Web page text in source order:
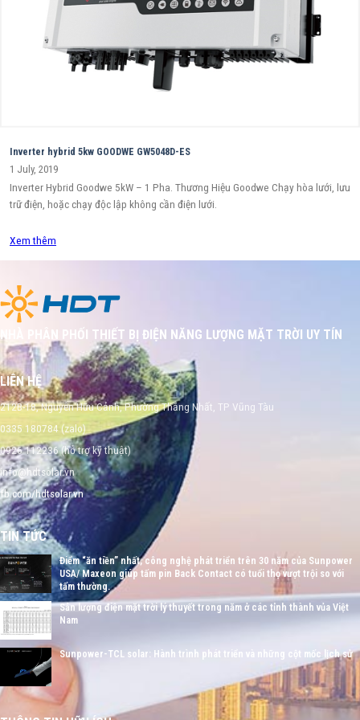
Inverter hybrid 5kw GOODWE GW5048D-ES
1 July, 2019
Inverter Hybrid Goodwe 5kW – 1 Pha. Thương Hiệu Goodwe Chạy hòa lưới, lưu
trữ điện, hoặc chạy độc lập không cần điện lưới.
Xem thêm
NHÀ PHÂN PHỐI THIẾT BỊ ĐIỆN NĂNG LƯỢNG MẶT TRỜI UY TÍN
LIÊN HỆ
212B-18, Nguyễn Hữu Cảnh, Phường Thắng Nhất, TP Vũng Tàu
0335 180784 (zalo)
0926 112236 (hỗ trợ kỹ thuật)
info@hdtsolar.vn
fb.com/hdtsolar.vn
TIN TỨC
Điểm “ăn tiền” nhất, công nghệ phát triển trên 30 năm của Sunpower
USA/ Maxeon giúp tấm pin Back Contact có tuổi thọ vượt trội so với
tấm thường.
Sản lượng điện mặt trời lý thuyết trong năm ở các tỉnh thành vủa Việt
Nam
Sunpower-TCL solar: Hành trình phát triển và những cột mốc lịch sử